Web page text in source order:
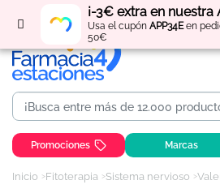
¡-3€ extra en nuestra
Usa el cupón APP34Een
50€
Regístratey obténpuntos
Promociones Marcas
Inicio Fitoterapia Sistema nervioso